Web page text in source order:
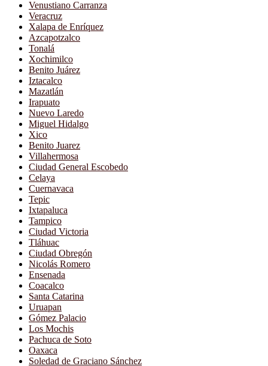
Venustiano Carranza
Veracruz
Xalapa de Enríquez
Azcapotzalco
Tonalá
Xochimilco
Benito Juárez
Iztacalco
Mazatlán
Irapuato
Nuevo Laredo
Miguel Hidalgo
Xico
Benito Juarez
Villahermosa
Ciudad General Escobedo
Celaya
Cuernavaca
Tepic
Ixtapaluca
Tampico
Ciudad Victoria
Tláhuac
Ciudad Obregón
Nicolás Romero
Ensenada
Coacalco
Santa Catarina
Uruapan
Gómez Palacio
Los Mochis
Pachuca de Soto
Oaxaca
Soledad de Graciano Sánchez